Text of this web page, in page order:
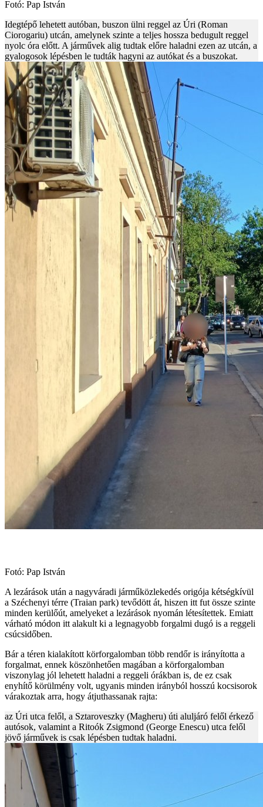
Fotó: Pap István
Idegtépő lehetett autóban, buszon ülni reggel az Úri (Roman
Ciorogariu) utcán, amelynek szinte a teljes hossza bedugult reggel
nyolc óra előtt. A járművek alig tudtak előre haladni ezen az utcán, a
gyalogosok lépésben le tudták hagyni az autókat és a buszokat.
Fotó: Pap István
A lezárások után a nagyváradi járműközlekedés origója kétségkívül
a Széchenyi térre (Traian park) tevődött át, hiszen itt fut össze szinte
minden kerülőút, amelyeket a lezárások nyomán létesítettek. Emiatt
várható módon itt alakult ki a legnagyobb forgalmi dugó is a reggeli
csúcsidőben.
Bár a téren kialakított körforgalomban több rendőr is irányította a
forgalmat, ennek köszönhetően magában a körforgalomban
viszonylag jól lehetett haladni a reggeli órákban is, de ez csak
enyhítő körülmény volt, ugyanis minden irányból hosszú kocsisorok
várakoztak arra, hogy átjuthassanak rajta:
az Úri utca felől, a Sztaroveszky (Magheru) úti aluljáró felől érkező
autósok, valamint a Ritoók Zsigmond (George Enescu) utca felől
jövő járművek is csak lépésben tudtak haladni.